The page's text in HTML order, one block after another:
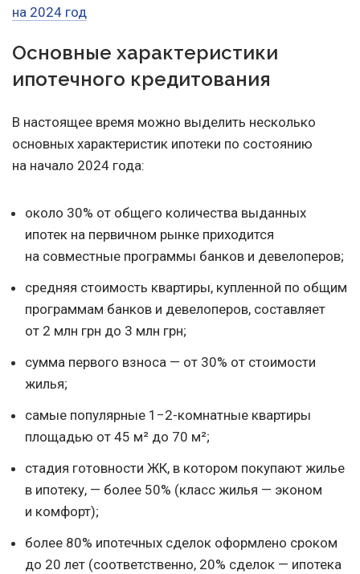
на 2024 год
Основные характеристики
ипотечного кредитования
В настоящее время можно выделить несколько
основных характеристик ипотеки по состоянию
на начало 2024 года:
около 30% от общего количества выданных
ипотек на первичном рынке приходится
на совместные программы банков и девелоперов;
средняя стоимость квартиры, купленной по общим
программам банков и девелоперов, составляет
от 2 млн грн до 3 млн грн;
сумма первого взноса — от 30% от стоимости
жилья;
самые популярные 1−2-комнатные квартиры
площадью от 45 м² до 70 м²;
стадия готовности ЖК, в котором покупают жилье
в ипотеку, — более 50% (класс жилья — эконом
и комфорт);
более 80% ипотечных сделок оформлено сроком
до 20 лет (соответственно, 20% сделок — ипотека